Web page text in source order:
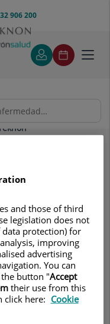
906 200
and those of third
legislation does not
data protection) for
improving
advertising
You can
button "Accept
their use from this
click here: Cookie